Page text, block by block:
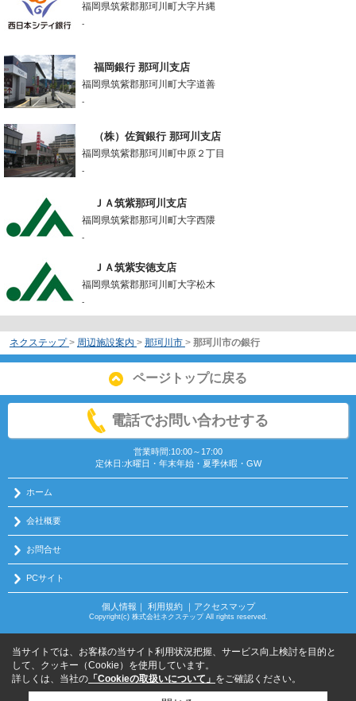
福岡県筑紫郡那珂川町大字片縄
-
福岡銀行 那珂川支店
福岡県筑紫郡那珂川町大字道善
-
（株）佐賀銀行 那珂川支店
福岡県筑紫郡那珂川町中原２丁目
-
ＪＡ筑紫那珂川支店
福岡県筑紫郡那珂川町大字西隈
-
ＪＡ筑紫安徳支店
福岡県筑紫郡那珂川町大字松木
-
ネクステップ > 周辺施設案内 > 那珂川市 > 那珂川市の銀行
ページトップに戻る
電話でお問い合わせする
営業時間:10:00～17:00
定休日:水曜日・年末年始・夏季休暇・GW
ホーム
会社概要
お問合せ
PCサイト
個人情報 ｜ 利用規約｜ アクセスマップ
Copyright(c) 株式会社ネクステップ All rights reserved.
当サイトでは、お客様の当サイト利用状況把握、サービス向上検討を目的と
して、クッキー（Cookie）を使用しています。
詳しくは、当社の 「Cookieの取扱いについて」 をご確認ください。